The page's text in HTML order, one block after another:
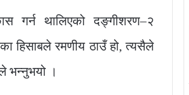
गर्न थालिएको दङ्गीशरण–२
हिसाबले रमणीय ठाउँ हो, त्यसैले
भन्नुभयो ।